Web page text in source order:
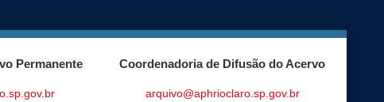
Permanente Coordenadoria de Difusão do Acervo
arquivo@aphrioclaro.sp.gov.br